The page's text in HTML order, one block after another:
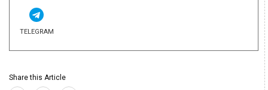
TELEGRAM
Share this Article